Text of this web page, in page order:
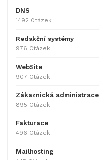
DNS
1492 Otázek
Redakční systémy
976 Otázek
WebSite
907 Otázek
Zákaznická administrace
895 Otázek
Fakturace
496 Otázek
Mailhosting